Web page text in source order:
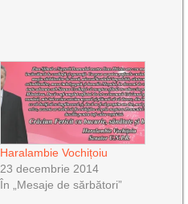
Haralambie Vochițoiu
23 decembrie 2014
În „Mesaje de sărbători”